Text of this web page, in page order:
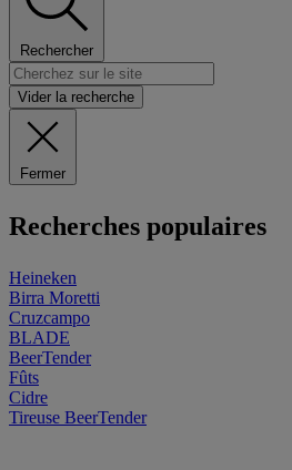
Rechercher
Vider la recherche
Fermer
Recherches populaires
Heineken
Birra Moretti
Cruzcampo
BLADE
BeerTender
Fûts
Cidre
Tireuse BeerTender